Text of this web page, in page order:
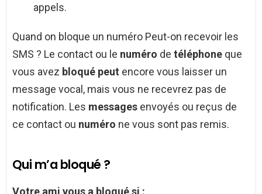
appels.
Quand on bloque un numéro Peut-on recevoir les
SMS ? Le contact ou le numéro de téléphone que
vous avez bloqué peut encore vous laisser un
message vocal, mais vous ne recevrez pas de
notification. Les messages envoyés ou reçus de
ce contact ou numéro ne vous sont pas remis.
Qui m’a bloqué ?
Votre ami vous a bloquési :